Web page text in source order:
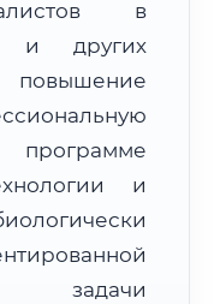
ФИС ФРДО
в
и других
и
задачи